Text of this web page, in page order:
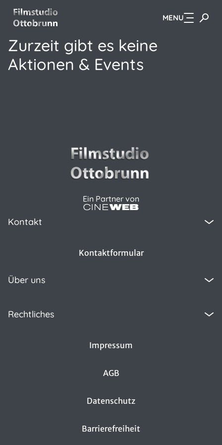
Zum Hauptinhalt springen MENU
Zurzeit gibt es keine
Aktionen & Events
Ein Partner von
Kontakt
Kontaktformular
Über uns
Rechtliches
Impressum
AGB
Datenschutz
Barrierefreiheit